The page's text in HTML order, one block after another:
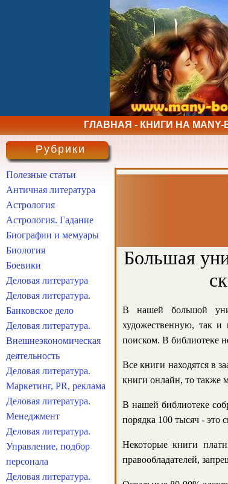
ГЛАВНАЯ - КНИГИ НА MANY-
Большая
В нашей большой
художественную, так и
поиском. В библиотеке
Все книги находятся в
книги онлайн, то также
В нашей библиотеке
порядка 100 тысяч - это
Некоторые книги
правообладателей,
Рубрики
Полезные статьи
Античная литература
Астрология
Астрология. Гадание
Биографии и мемуары
Биология
Боевики
Деловая литература
Деловая литература.
Банковское дело
Деловая литература.
Внешнеэкономическая
деятельность
Деловая литература.
Маркетинг, PR, реклама
Деловая литература.
Менеджмент
Деловая литература.
Управление, подбор
персонала
Деловая литература.